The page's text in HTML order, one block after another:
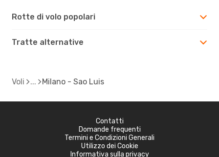
Rotte di volo popolari
Tratte alternative
Voli Milano - Sao Luis
Contatti
Domande frequenti
Termini e Condizioni Generali
Utilizzo dei Cookie
Informativa sulla privacy